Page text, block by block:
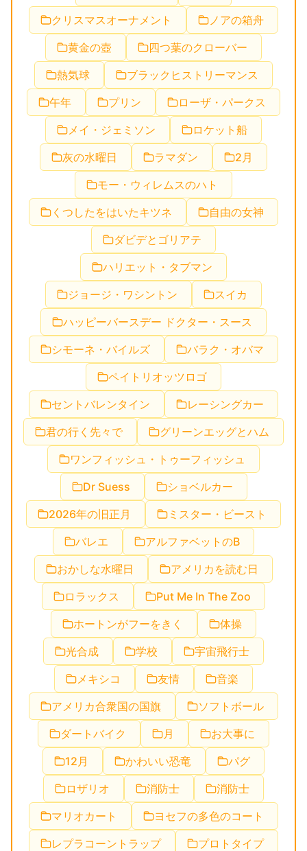
クリスマスオーナメント
ノアの箱舟
黄金の壺
四つ葉のクローバー
熱気球
ブラックヒストリーマンス
午年
プリン
ローザ・パークス
メイ・ジェミソン
ロケット船
灰の水曜日
ラマダン
2月
モー・ウィレムスのハト
くつしたをはいたキツネ
自由の女神
ダビデとゴリアテ
ハリエット・タブマン
ジョージ・ワシントン
スイカ
ハッピーバースデー ドクター・スース
シモーネ・バイルズ
バラク・オバマ
ペイトリオッツロゴ
セントバレンタイン
レーシングカー
君の行く先々で
グリーンエッグとハム
ワンフィッシュ・トゥーフィッシュ
Dr Suess
ショベルカー
2026年の旧正月
ミスター・ビースト
バレエ
アルファベットのB
おかしな水曜日
アメリカを読む日
ロラックス
Put Me In The Zoo
ホートンがフーをきく
体操
光合成
学校
宇宙飛行士
メキシコ
友情
音楽
アメリカ合衆国の国旗
ソフトボール
ダートバイク
月
お大事に
12月
かわいい恐竜
パグ
ロザリオ
消防士
消防士
マリオカート
ヨセフの多色のコート
レプラコーントラップ
プロトタイプ